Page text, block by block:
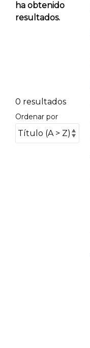
ha obtenido
resultados.
0 resultados
Ordenar por